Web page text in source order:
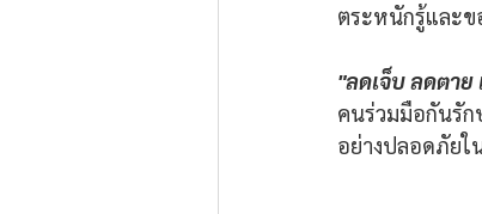
ตระหนักรู้และ
"ลดเจ็บ ลดตา
คนร่วมมือกันรัก
อย่างปลอดภัยใ